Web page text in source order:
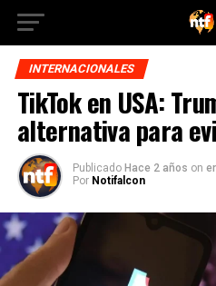
INTERNACIONALES
TikTok en USA:
alternativa para
Publicado Hace 2 años on
Por Notifalcon